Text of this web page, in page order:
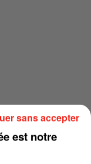
est notre
sans accepter